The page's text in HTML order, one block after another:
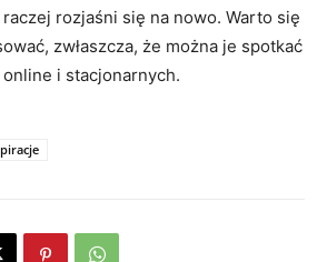
rozjaśni się na nowo. Warto się
zwłaszcza, że można je spotkać
i stacjonarnych.